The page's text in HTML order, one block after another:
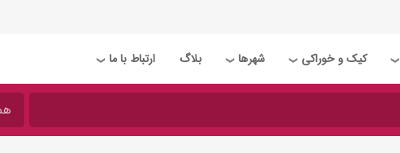
❯ کیک و خوراکی ❯ شهرها ❯ بلاگ ارتباط با ما ❯